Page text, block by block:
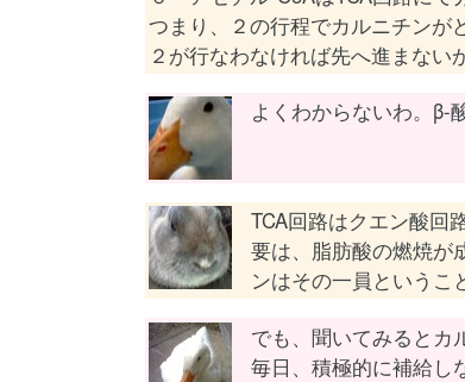
つまり、２の行程でカルニチンが
２が行なわなければ先へ進まない
よくわからないわ。β-
TCA回路はクエン酸回
要は、脂肪酸の燃焼が
ンはその一員というこ
でも、聞いてみるとカ
毎日、積極的に補給し